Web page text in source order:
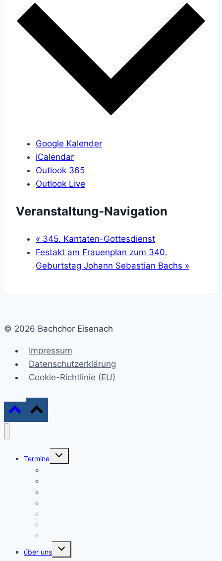
Google Kalender
iCalendar
Outlook 365
Outlook Live
Veranstaltung-Navigation
« 345. Kantaten-Gottesdienst
Festakt am Frauenplan zum 340.
Geburtstag Johann Sebastian Bachs »
© 2026 Bachchor Eisenach
Impressum
Datenschutzerklärung
Cookie-Richtlinie (EU)
Termine
Untermenü
über uns
Untermenü